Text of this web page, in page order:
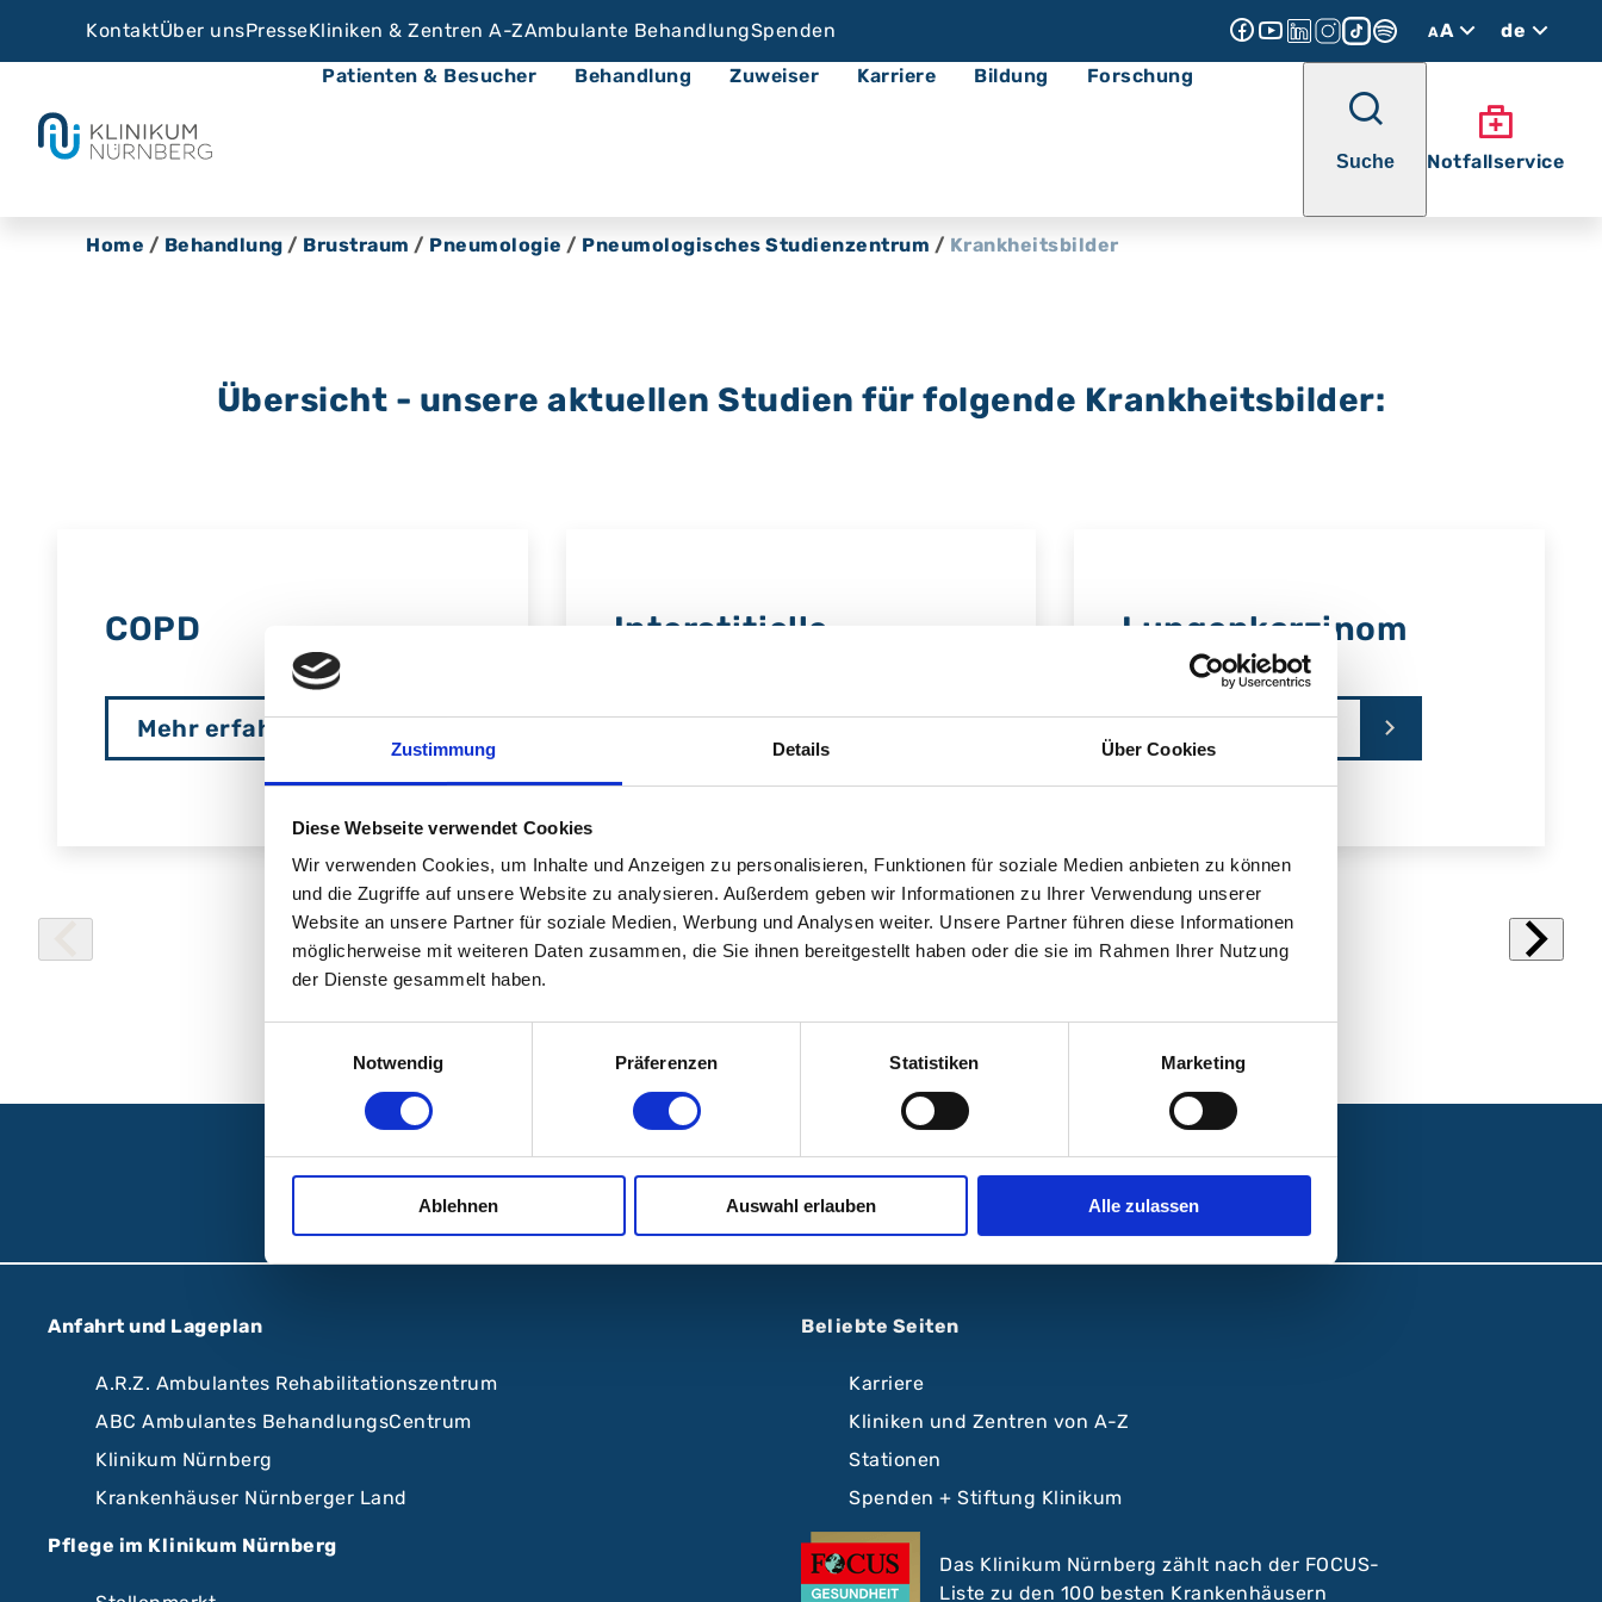
Zustimmung Details Über Cookies
Diese Webseite verwendet Cookies
Wir verwenden Cookies, um Inhalte und Anzeigen zu personalisieren, Funktionen für soziale Medien anbieten zu können
und die Zugriffe auf unsere Website zu analysieren. Außerdem geben wir Informationen zu Ihrer Verwendung unserer
Website an unsere Partner für soziale Medien, Werbung und Analysen weiter. Unsere Partner führen diese Informationen
möglicherweise mit weiteren Daten zusammen, die Sie ihnen bereitgestellt haben oder die sie im Rahmen Ihrer Nutzung
der Dienste gesammelt haben.
Notwendig
Präferenzen Statistiken Marketing
Ablehnen Auswahl erlauben Alle zulassen
KontaktÜber unsPresseKliniken & Zentren A-ZAmbulante BehandlungSpenden AA
de
Patienten & Besucher
Behandlung Zuweiser Karriere Bildung Forschung
Suche Notfallservice
Home / Behandlung / Brustraum / Pneumologie / Pneumologisches Studienzentrum / Krankheitsbilder
Übersicht - unsere aktuellen Studien für folgende Krankheitsbilder:
COPD
Mehr erfahren
Interstitielle
Lungenkarzinom
Folgen Sie uns:
Anfahrt und Lageplan
A.R.Z. Ambulantes Rehabilitationszentrum
ABC Ambulantes BehandlungsCentrum
Klinikum Nürnberg
Krankenhäuser Nürnberger Land
Beliebte Seiten
Karriere
Kliniken und Zentren von A-Z
Stationen
Spenden + Stiftung Klinikum
Pflege im Klinikum Nürnberg
Das Klinikum Nürnberg zählt nach der FOCUS-
Liste zu den 100 besten Krankenhäusern